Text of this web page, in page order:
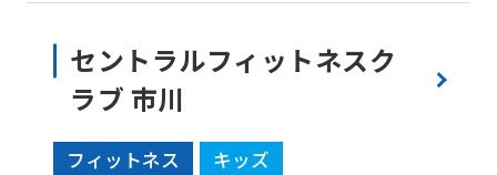
セントラルフィットネスク
ラブ 市川
フィットネス キッズ